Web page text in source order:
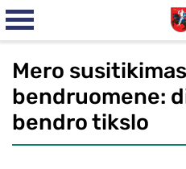
Mero
bendruomene:
bendro tikslo